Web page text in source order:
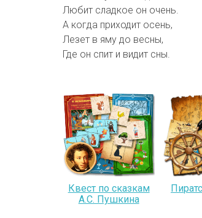
Любит сладкое он очень.
А когда приходит осень,
Лезет в яму до весны,
Где он спит и видит сны.
Квест по сказкам
А.С. Пушкина